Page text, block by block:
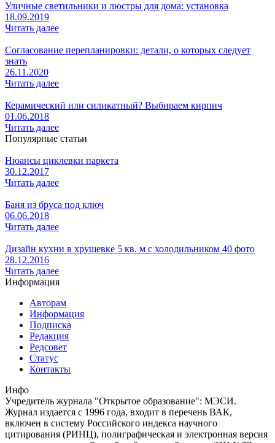
Уличные светильники и люстры для дома: установка
18.09.2019
Читать далее
Согласование перепланировки: детали, о которых следует
знать
26.11.2020
Читать далее
Керамический или силикатный? Выбираем кирпич
01.06.2018
Читать далее
Популярные статьи
Нюансы циклевки паркета
30.12.2017
Читать далее
Баня из бруса под ключ
06.06.2018
Читать далее
Дизайн кухни в хрущевке 5 кв. м с холодильником 40 фото
28.12.2016
Читать далее
Информация
Авторам
Информация
Подписка
Редакция
Редсовет
Статус
Контакты
Инфо
Учредитель журнала "Открытое образование": МЭСИ.
Журнал издается с 1996 года, входит в перечень ВАК,
включен в систему Российского индекса научного
цитирования (РИНЦ), полиграфическая и электронная версия